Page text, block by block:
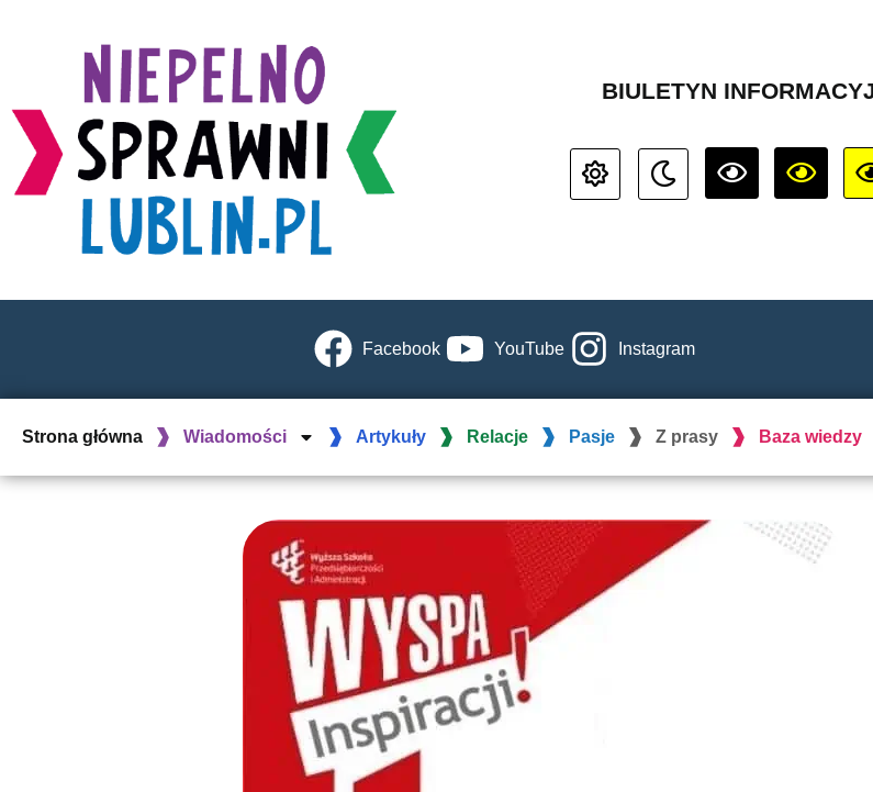
BIULETYN
Facebook YouTube Instagram
Strona główna Wiadomości Artykuły Relacje Pasje Z prasy Baza wiedzy